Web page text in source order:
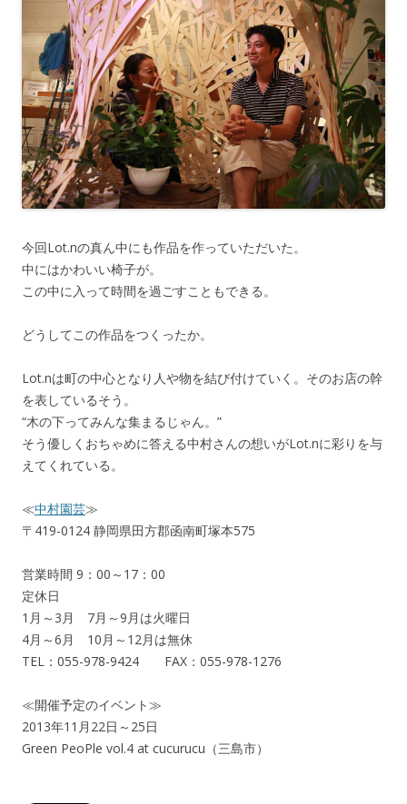
今回Lot.nの真ん中にも作品を作っていただいた。
中にはかわいい椅子が。
この中に入って時間を過ごすこともできる。
どうしてこの作品をつくったか。
Lot.nは町の中心となり人や物を結び付けていく。そのお店の幹
を表しているそう。
“木の下ってみんな集まるじゃん。”
そう優しくおちゃめに答える中村さんの想いがLot.nに彩りを与
えてくれている。
≪中村園芸≫
〒419-0124 静岡県田方郡函南町塚本575
営業時間 9：00～17：00
定休日
1月～3月 7月～9月は火曜日
4月～6月 10月～12月は無休
TEL：055-978-9424 FAX：055-978-1276
≪開催予定のイベント≫
2013年11月22日～25日
Green PeoPle vol.4 at cucurucu（三島市）